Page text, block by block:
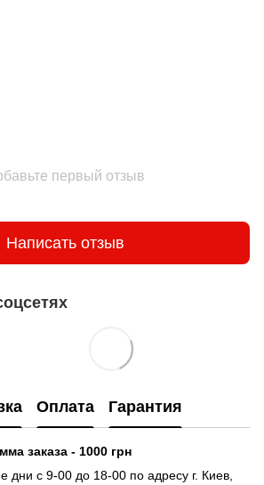
первый отзыв
Написать отзыв
Оплата Гарантия
заказа - 1000 грн
дни с 9-00 до 18-00 по адресу г. Киев,